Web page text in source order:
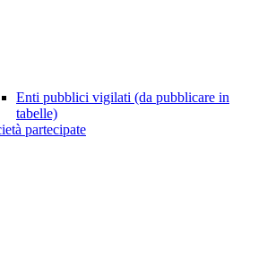
Enti pubblici vigilati (da pubblicare in
tabelle)
partecipate